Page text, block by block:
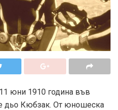
юни 1910 година във
дьо Кюбзак. От юношеска